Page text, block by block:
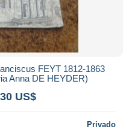
FEYT 1812-1863
Anna DE HEYDER)
US$
Privado